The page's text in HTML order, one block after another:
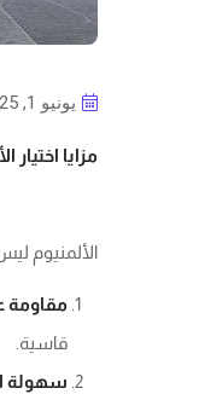
يونيو 1, 2025
مزايا اختيار
الألمنيوم
مقاومة
قاسية.
سهولة